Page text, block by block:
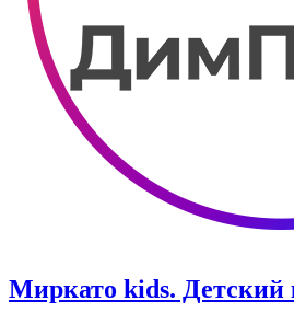
Миркато kids. Детский